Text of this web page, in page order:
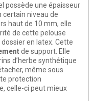
possède une épaisseur
certain niveau de
haut de 10 mm, elle
de cette pelouse
dossier en latex. Cette
de support. Elle
d’herbe synthétique
même sous
protection
celle-ci peut mieux